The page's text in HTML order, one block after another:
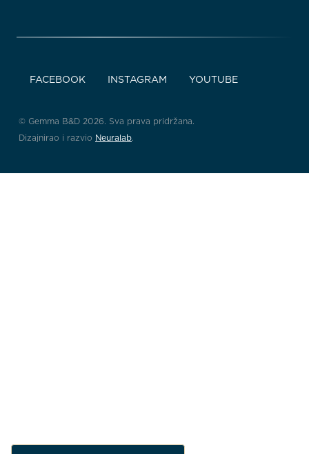
FACEBOOK INSTAGRAM YOUTUBE
© Gemma B&D 2026. Sva prava pridržana.
Dizajnirao i razvio Neuralab.